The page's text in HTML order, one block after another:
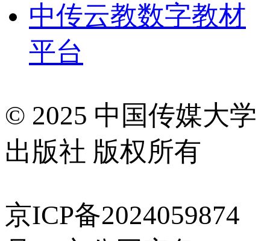
中传云教数字教材
平台
© 2025 中国传媒大学
出版社 版权所有
京ICP备2024059874